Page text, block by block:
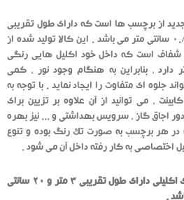
جدید از برچسب ها است که دارای طول تقریبی
3 متر و 20 سانتر متر با پهنای 0.8 سانتی متر می باشد . این کالا تولید شده از
شفاف است که داخل خود اکلیل هایی رنگی
دارد ، بنابراین به هنگام وجود نور ، کمی
جلوه ای متفاوت را ایجاد نماید . با توجه به
، می توانید از آن علاوه بر تزیین برای
دور اجاق گاز ، سرویس بهداشتی و ... نیز بهره
در هر برچسب به صورت تک رنگ بوده و تنوع
اختصاصی به کار رفته داخل آن می شود .
: برچسب نواری اکلیلی دارای طول تقریبی 3 متر و 20 سانتی